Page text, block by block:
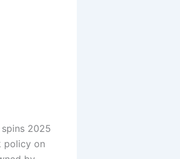
2025
policy on